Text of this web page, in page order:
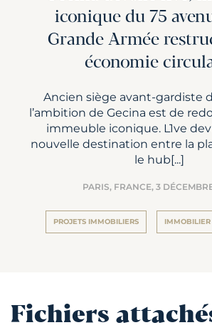
iconique du 75
Grande Armée
économie
Ancien siège avant-gardiste
l’ambition de Gecina est de
immeuble iconique. L1ve
nouvelle destination entre la
le hub[...]
PARIS, FRANCE, 3
PROJETS IMMOBILIERS IMMOBILIER
Fichiers